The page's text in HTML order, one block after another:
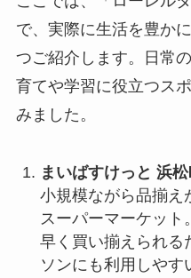
で、実際に生活を豊か
つご紹介します。日常
育てや学習に役立つス
みました。
まいばすけっと 浜
小規模ながら品揃え
スーパーマーケット
早く買い揃えられる
ソンにも利用しやす